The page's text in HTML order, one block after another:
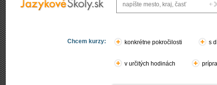
Chcem kurzy: konkrétne pokročilosti s
v určitých hodinách